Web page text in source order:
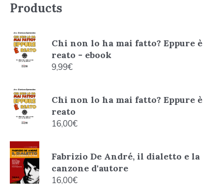
Products
Chi non lo ha mai fatto? Eppure è
reato - ebook
9,99€
Chi non lo ha mai fatto? Eppure è
reato
16,00€
Fabrizio De André, il dialetto e la
canzone d'autore
16,00€